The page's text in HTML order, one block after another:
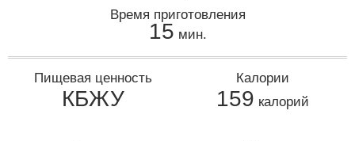
Время приготовления
15 мин.
Пищевая ценность
КБЖУ
Калории
159 калорий